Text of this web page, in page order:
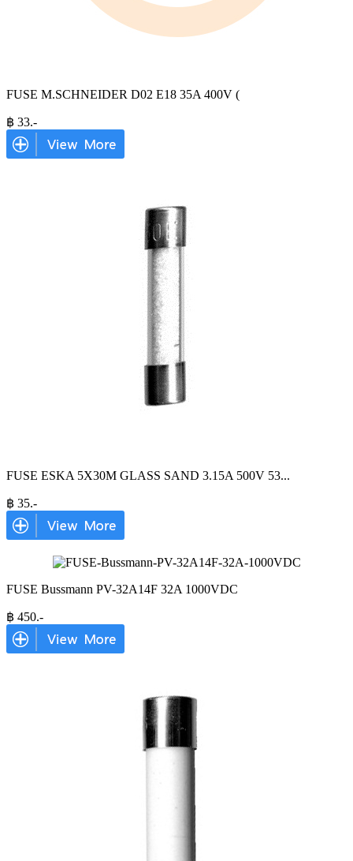
FUSE M.SCHNEIDER D02 E18 35A 400V (
฿ 33.-
FUSE ESKA 5X30M GLASS SAND 3.15A 500V 53...
฿ 35.-
FUSE Bussmann PV-32A14F 32A 1000VDC
฿ 450.-